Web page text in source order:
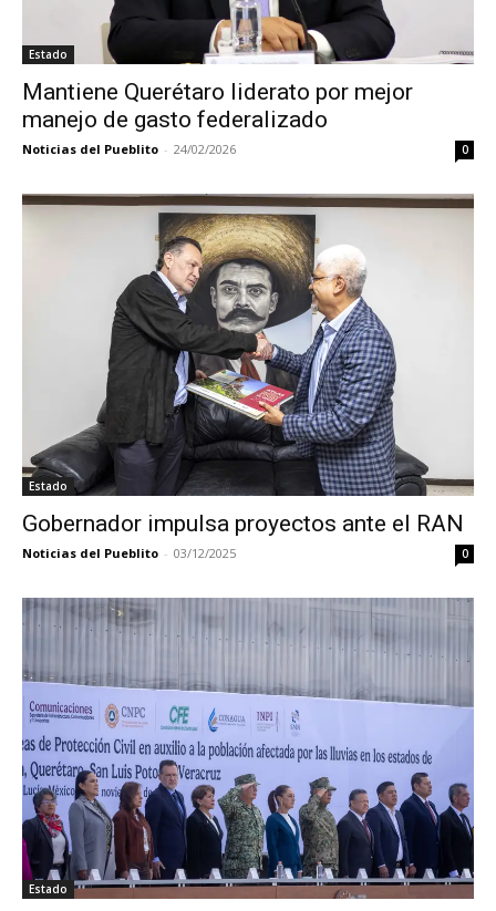
Estado
Mantiene Querétaro liderato por mejor
manejo de gasto federalizado
Noticias del Pueblito - 24/02/2026 0
Estado
Gobernador impulsa proyectos ante el RAN
Noticias del Pueblito - 03/12/2025 0
Estado